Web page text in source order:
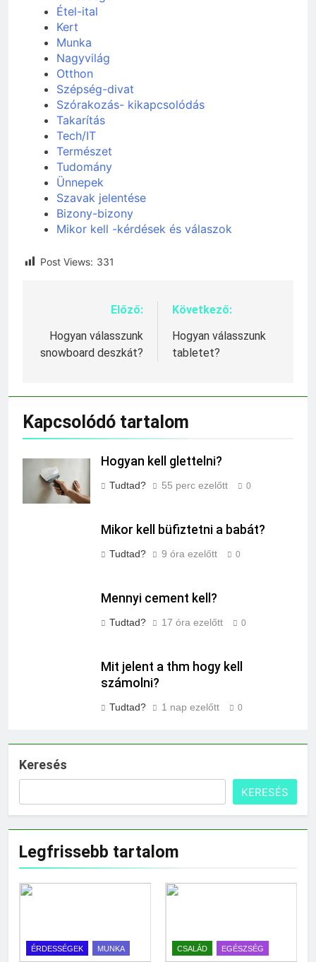
Étel-ital
Kert
Munka
Nagyvilág
Otthon
Szépség-divat
Szórakozás- kikapcsolódás
Takarítás
Tech/IT
Természet
Tudomány
Ünnepek
Szavak jelentése
Bizony-bizony
Mikor kell -kérdések és válaszok
Post Views: 331
Bejegyzés
navigáció
Előző:
Hogyan válasszunk
snowboard deszkát?
Következő:
Hogyan válasszunk
tabletet?
Kapcsolódó tartalom
Hogyan kell glettelni?
Tudtad? 55 perc ezelőtt 0
Mikor kell büfiztetni a babát?
Tudtad? 9 óra ezelőtt 0
Mennyi cement kell?
Tudtad? 17 óra ezelőtt 0
Mit jelent a thm hogy kell
számolni?
Tudtad? 1 nap ezelőtt 0
Keresés
KERESÉS
Legfrissebb tartalom
ÉRDESSÉGEK MUNKA CSALÁD EGÉSZSÉG